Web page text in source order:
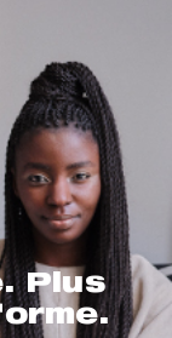
Plus